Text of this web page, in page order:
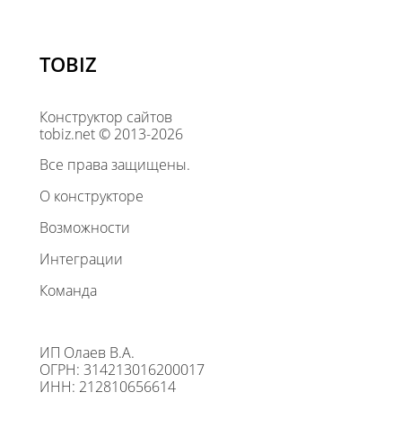
TOBIZ
Конструктор сайтов
tobiz.net © 2013-2026
Все права защищены.
О конструкторе
Возможности
Интеграции
Команда
ИП Олаев В.А.
ОГРН: 314213016200017
ИНН: 212810656614